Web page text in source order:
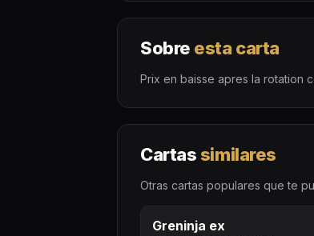
Sobre esta carta
Prix en baisse apres la rotation
Cartassimilares
Otras cartas populares que te
Greninja ex